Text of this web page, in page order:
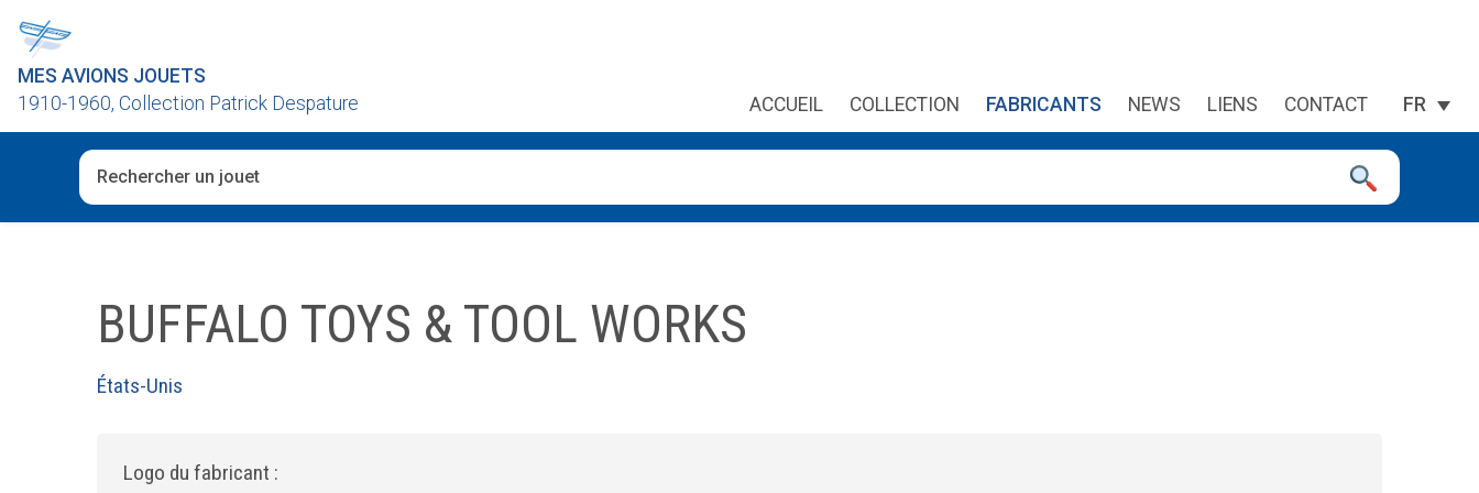
MES AVIONS JOUETS
1910-1960, Collection Patrick Despature
ACCUEIL COLLECTION FABRICANTS NEWS LIENS CONTACT FR
BUFFALO TOYS & TOOL WORKS
États-Unis
Logo du fabricant :